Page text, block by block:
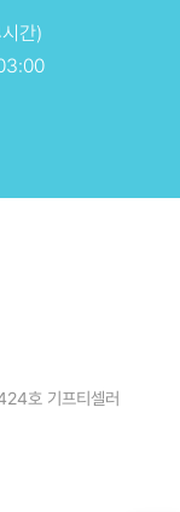
호 기프티셀러
간)